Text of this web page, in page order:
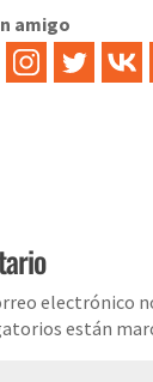
amigo
electrónico
están